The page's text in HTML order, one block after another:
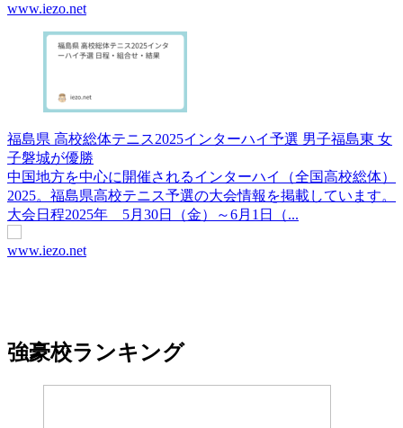
www.iezo.net
福島県 高校総体テニス2025インターハイ予選 男子福島東 女
子磐城が優勝
中国地方を中心に開催されるインターハイ（全国高校総体）
2025。福島県高校テニス予選の大会情報を掲載しています。
大会日程2025年 5月30日（金）～6月1日（...
www.iezo.net
強豪校ランキング